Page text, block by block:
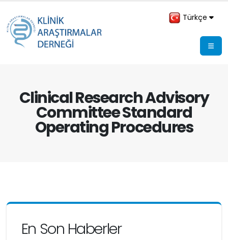
Türkçe
Clinical Research Advisory
Committee Standard
Operating Procedures
En Son Haberler